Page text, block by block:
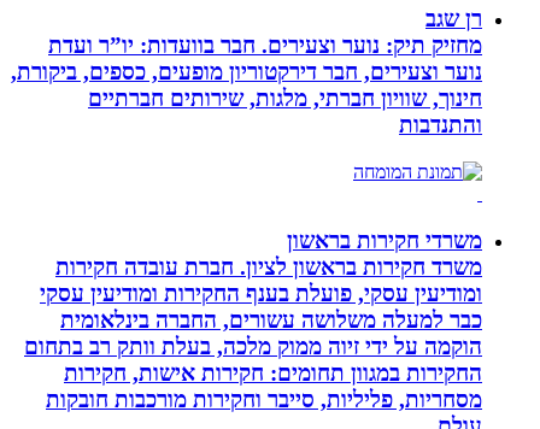
רן שגב
מחזיק תיק: נוער וצעירים. חבר בוועדות: יו”ר ועדת
נוער וצעירים, חבר דירקטוריון מופעים, כספים, ביקורת,
חינוך, שוויון חברתי, מלגות, שירותים חברתיים
והתנדבות
משרדי חקירות בראשון
משרד חקירות בראשון לציון. חברת עובדה חקירות
ומודיעין עסקי, פועלת בענף החקירות ומודיעין עסקי
כבר למעלה משלושה עשורים, החברה בינלאומית
הוקמה על ידי זיוה ממוק מלכה, בעלת וותק רב בתחום
החקירות במגוון תחומים: חקירות אישות, חקירות
מסחריות, פליליות, סייבר וחקירות מורכבות חובקות